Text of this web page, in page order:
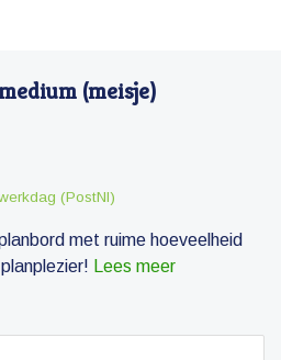
(meisje)
(PostNl)
met ruime hoeveelheid
Lees meer